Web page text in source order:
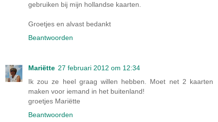
gebruiken bij mijn hollandse kaarten.
Groetjes en alvast bedankt
Beantwoorden
Mariëtte 27 februari 2012 om 12:34
Ik zou ze heel graag willen hebben. Moet net 2 kaarten
maken voor iemand in het buitenland!
groetjes Mariëtte
Beantwoorden